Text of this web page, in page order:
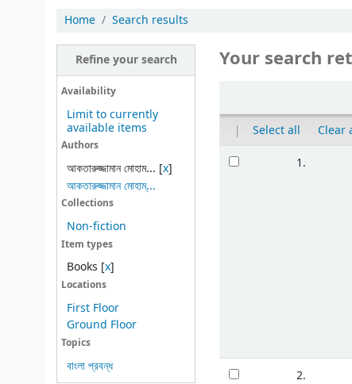
Home Search results
Refine your search
Availability
Limit to currently
available items
Authors
আকতারুজ্জামান মোহাম... [x]
আকতারুজ্জামান মোহাম্...
Collections
Non-fiction
Item types
Books [x]
Locations
First Floor
Ground Floor
Topics
বাংলা প্রবন্ধ
Your search
| Select all Clear
1.
2.